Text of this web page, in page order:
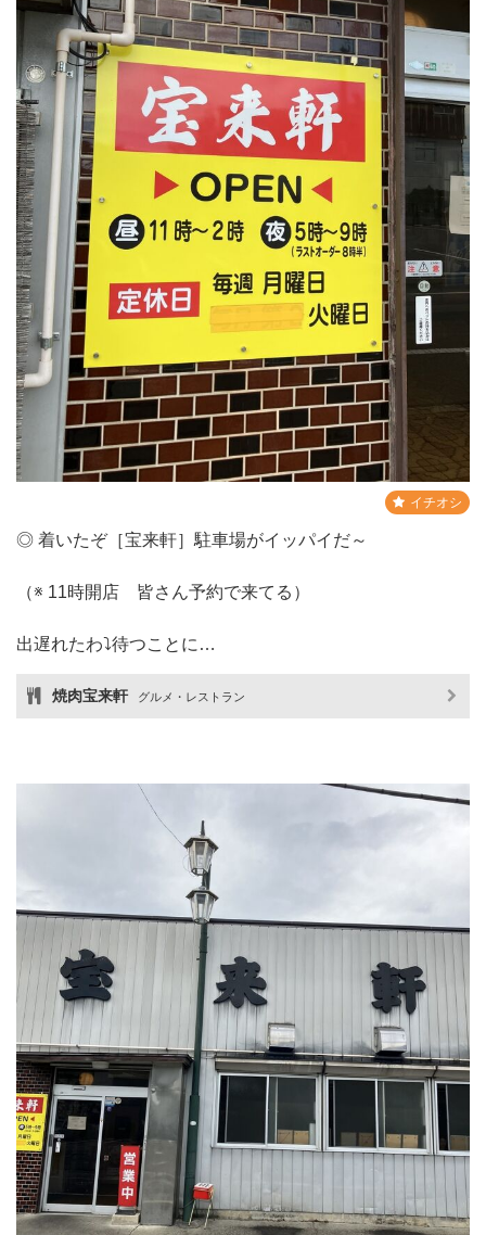
イチオシ
◎ 着いたぞ［宝来軒］駐車場がイッパイだ～
（※ 11時開店 皆さん予約で来てる）
出遅れたわ⤵︎待つことに…
焼肉宝来軒 グルメ・レストラン